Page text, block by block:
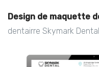
Design de maquette
dentairre Skymark Dental